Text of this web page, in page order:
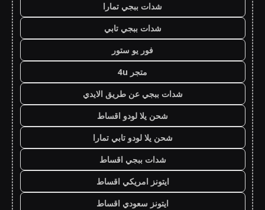
شدات ببجي تمارا
شدات ببجي تابي
فور يو ستور
متجر 4u
شدات ببجي عن طريق الايدي
شحن يلا لودو اقساط
شحن يلا لودو تابي تمارا
شدات ببجي اقساط
ايتونز امريكي اقساط
ايتونز سعودي اقساط